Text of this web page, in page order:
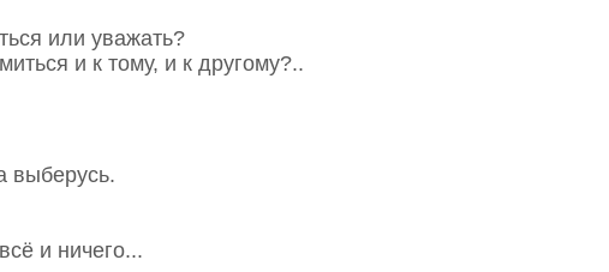
или уважать?
и к тому, и к другому?..
выберусь.
и ничего...